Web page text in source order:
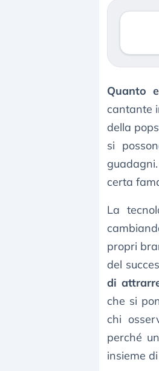
Quanto
cantante
della
si
certa
La
propri
del
di
che si
chi
perché
insieme